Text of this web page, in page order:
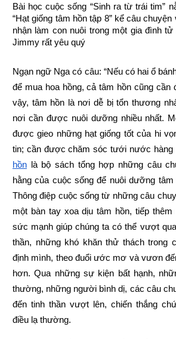
Bài học cuộc sống “Sinh ra từ trái tim”
“Hạt giống tâm hồn tập 8” kể câu
nhận làm con nuôi trong một gia đình
Jimmy rất yêu quý
Ngạn ngữ Nga có câu: “Nếu có hai ổ
để mua hoa hồng, cả tâm hồn cũng cần
vậy, tâm hồn là nơi dễ bị tổn thương
nơi cần được nuôi dưỡng nhiều nhất.
được gieo những hạt giống tốt của hi
tin; cần được chăm sóc tưới nước hàng
hồn là bộ sách tổng hợp những câu
hằng của cuộc sống để nuôi dưỡng
Thông điệp cuộc sống từ những câu
một bàn tay xoa dịu tâm hồn, tiếp thêm
sức mạnh giúp chúng ta có thể vượt
thần, những khó khăn thử thách trong
định mình, theo đuổi ước mơ và vươn
hơn. Qua những sự kiện bất hạnh,
thường, những người bình dị, các câu
đến tinh thần vượt lên, chiến thắng
điều lạ thường.